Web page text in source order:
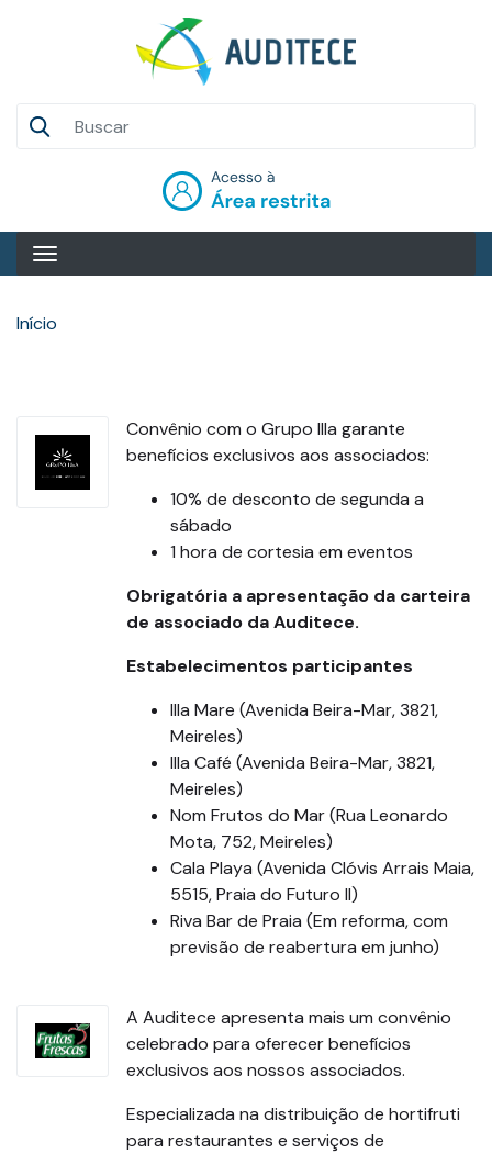
principal
Início
Convênio com o Grupo Illa garante
benefícios exclusivos aos associados:
10% de desconto de segunda a
sábado
1 hora de cortesia em eventos
Obrigatória a apresentação da carteira
de associado da Auditece.
Estabelecimentos participantes
Illa Mare (Avenida Beira-Mar, 3821,
Meireles)
Illa Café (Avenida Beira-Mar, 3821,
Meireles)
Nom Frutos do Mar (Rua Leonardo
Mota, 752, Meireles)
Cala Playa (Avenida Clóvis Arrais Maia,
5515, Praia do Futuro II)
Riva Bar de Praia (Em reforma, com
previsão de reabertura em junho)
A Auditece apresenta mais um convênio
celebrado para oferecer benefícios
exclusivos aos nossos associados.
Especializada na distribuição de hortifruti
para restaurantes e serviços de